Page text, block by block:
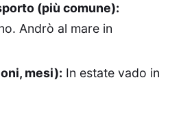
(più comune):
Andrò al mare in
mesi): In estate vado in